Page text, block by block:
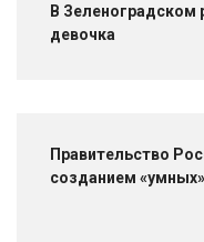
В Зеленоградском
девочка
Правительство
созданием